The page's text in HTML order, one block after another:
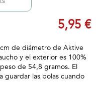
5,95 €
de diámetro de Aktive
y el exterior es 100%
de 54,8 gramos. El
guardar las bolas cuando